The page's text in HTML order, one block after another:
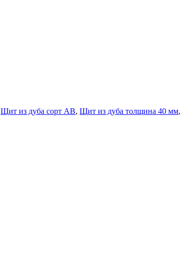
Щит из дуба сорт АВ, Щит из дуба толщина 40 мм,